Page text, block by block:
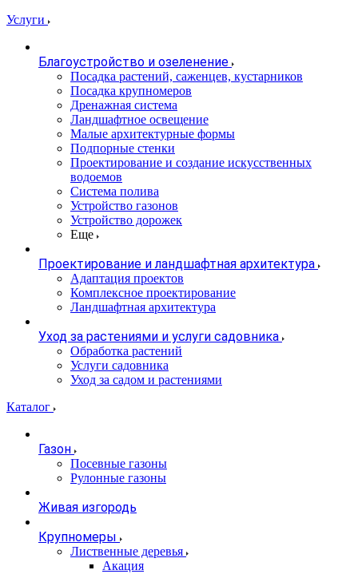
Услуги
Благоустройство и озеленение
Посадка растений, саженцев, кустарников
Посадка крупномеров
Дренажная система
Ландшафтное освещение
Малые архитектурные формы
Подпорные стенки
Проектирование и создание искусственных
водоемов
Система полива
Устройство газонов
Устройство дорожек
Еще
Проектирование и ландшафтная архитектура
Адаптация проектов
Комплексное проектирование
Ландшафтная архитектура
Уход за растениями и услуги садовника
Обработка растений
Услуги садовника
Уход за садом и растениями
Каталог
Газон
Посевные газоны
Рулонные газоны
Живая изгородь
Крупномеры
Лиственные деревья
Акация